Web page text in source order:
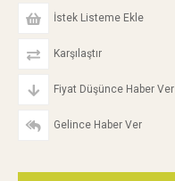
İstek Listeme Ekle
Karşılaştır
Fiyat Düşünce Haber Ver
Gelince Haber Ver